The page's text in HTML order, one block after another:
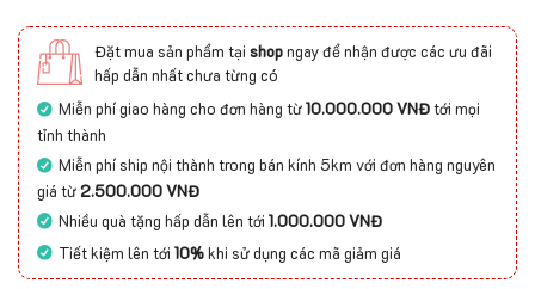
Đặt mua sản phẩm tại shopngay để nhận được các ưu đãi
hấp dẫn nhất chưa từng có
Miễn phí giao hàng cho đơn hàng từ10.000.000 VNĐtới mọi
tỉnh thành
Miễn phí ship nội thành trong bán kính 5km với đơn hàng nguyên
giá từ2.500.000 VNĐ
Nhiều quà tặng hấp dẫn lên tới1.000.000 VNĐ
Tiết kiệm lên tới10%khi sử dụng các mã giảm giá